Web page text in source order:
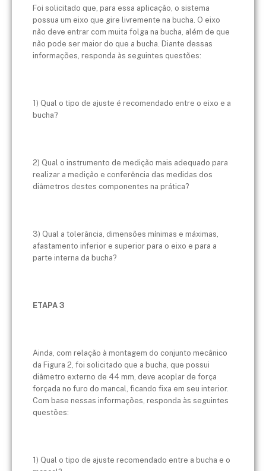
Foi solicitado que, para essa aplicação, o sistema
possua um eixo que gire livremente na bucha. O eixo
não deve entrar com muita folga na bucha, além de que
não pode ser maior do que a bucha. Diante dessas
informações, responda às seguintes questões:
1) Qual o tipo de ajuste é recomendado entre o eixo e a
bucha?
2) Qual o instrumento de medição mais adequado para
realizar a medição e conferência das medidas dos
diâmetros destes componentes na prática?
3) Qual a tolerância, dimensões mínimas e máximas,
afastamento inferior e superior para o eixo e para a
parte interna da bucha?
ETAPA 3
Ainda, com relação à montagem do conjunto mecânico
da Figura 2, foi solicitado que a bucha, que possui
diâmetro externo de 44 mm, deve acoplar de força
forçada no furo do mancal, ficando fixa em seu interior.
Com base nessas informações, responda às seguintes
questões:
1) Qual o tipo de ajuste recomendado entre a bucha e o